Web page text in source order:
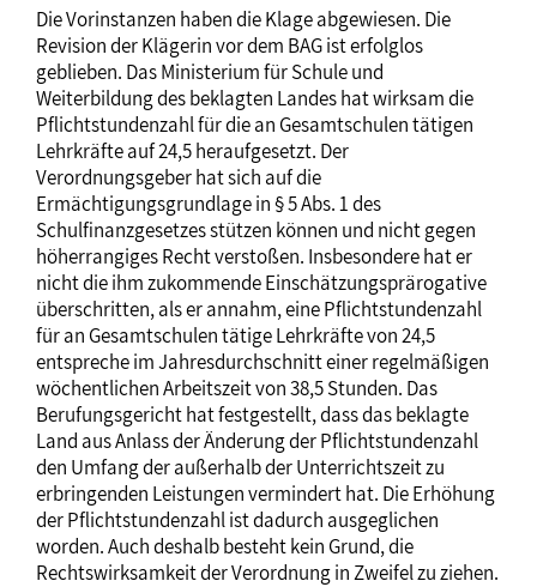
Die Vorinstanzen haben die Klage abgewiesen. Die
Revision der Klägerin vor dem BAG ist erfolglos
geblieben. Das Ministerium für Schule und
Weiterbildung des beklagten Landes hat wirksam die
Pflichtstundenzahl für die an Gesamtschulen tätigen
Lehrkräfte auf 24,5 heraufgesetzt. Der
Verordnungsgeber hat sich auf die
Ermächtigungsgrundlage in § 5 Abs. 1 des
Schulfinanzgesetzes stützen können und nicht gegen
höherrangiges Recht verstoßen. Insbesondere hat er
nicht die ihm zukommende Einschätzungsprärogative
überschritten, als er annahm, eine Pflichtstundenzahl
für an Gesamtschulen tätige Lehrkräfte von 24,5
entspreche im Jahresdurchschnitt einer regelmäßigen
wöchentlichen Arbeitszeit von 38,5 Stunden. Das
Berufungsgericht hat festgestellt, dass das beklagte
Land aus Anlass der Änderung der Pflichtstundenzahl
den Umfang der außerhalb der Unterrichtszeit zu
erbringenden Leistungen vermindert hat. Die Erhöhung
der Pflichtstundenzahl ist dadurch ausgeglichen
worden. Auch deshalb besteht kein Grund, die
Rechtswirksamkeit der Verordnung in Zweifel zu ziehen.